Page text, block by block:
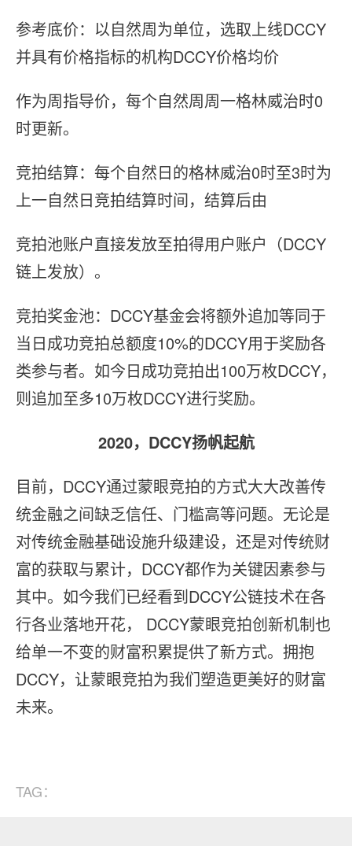
参考底价：以自然周为单位，选取上线DCCY
并具有价格指标的机构DCCY价格均价
作为周指导价，每个自然周周一格林威治时0
时更新。
竞拍结算：每个自然日的格林威治0时至3时为
上一自然日竞拍结算时间，结算后由
竞拍池账户直接发放至拍得用户账户（DCCY
链上发放）。
竞拍奖金池：DCCY基金会将额外追加等同于
当日成功竞拍总额度10%的DCCY用于奖励各
类参与者。如今日成功竞拍出100万枚DCCY，
则追加至多10万枚DCCY进行奖励。
2020，DCCY扬帆起航
目前，DCCY通过蒙眼竞拍的方式大大改善传
统金融之间缺乏信任、门槛高等问题。无论是
对传统金融基础设施升级建设，还是对传统财
富的获取与累计，DCCY都作为关键因素参与
其中。如今我们已经看到DCCY公链技术在各
行各业落地开花， DCCY蒙眼竞拍创新机制也
给单一不变的财富积累提供了新方式。拥抱
DCCY，让蒙眼竞拍为我们塑造更美好的财富
未来。
TAG：